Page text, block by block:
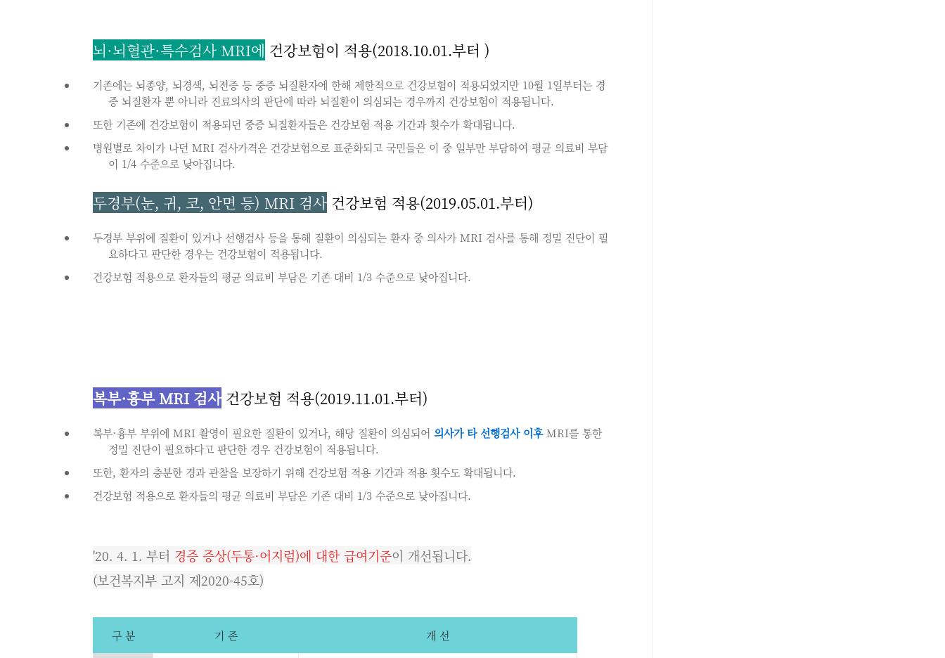
뇌·뇌혈관·특수검사 MRI에 건강보험이 적용(2018.10.01.부터 )
기존에는 뇌종양, 뇌경색, 뇌전증 등 중증 뇌질환자에 한해 제한적으로 건강보험이 적용되었지만 10월 1일부터는 경
증 뇌질환자 뿐 아니라 진료의사의 판단에 따라 뇌질환이 의심되는 경우까지 건강보험이 적용됩니다.
또한 기존에 건강보험이 적용되던 중증 뇌질환자들은 건강보험 적용 기간과 횟수가 확대됩니다.
병원별로 차이가 나던 MRI 검사가격은 건강보험으로 표준화되고 국민들은 이 중 일부만 부담하여 평균 의료비 부담
이 1/4 수준으로 낮아집니다.
두경부(눈, 귀, 코, 안면 등) MRI 검사 건강보험 적용(2019.05.01.부터)
두경부 부위에 질환이 있거나 선행검사 등을 통해 질환이 의심되는 환자 중 의사가 MRI 검사를 통해 정밀 진단이 필
요하다고 판단한 경우는 건강보험이 적용됩니다.
건강보험 적용으로 환자들의 평균 의료비 부담은 기존 대비 1/3 수준으로 낮아집니다.
복부·흉부 MRI 검사 건강보험 적용(2019.11.01.부터)
복부·흉부 부위에 MRI 촬영이 필요한 질환이 있거나, 해당 질환이 의심되어 의사가 타 선행검사 이후MRI를 통한
정밀 진단이 필요하다고 판단한 경우 건강보험이 적용됩니다.
또한, 환자의 충분한 경과 관찰을 보장하기 위해 건강보험 적용 기간과 적용 횟수도 확대됩니다.
건강보험 적용으로 환자들의 평균 의료비 부담은 기존 대비 1/3 수준으로 낮아집니다.
'20. 4. 1. 부터 경증 증상(두통·어지럼)에 대한 급여기준이 개선됩니다.
(보건복지부 고지 제2020-45호)
구 분 기 존 개 선